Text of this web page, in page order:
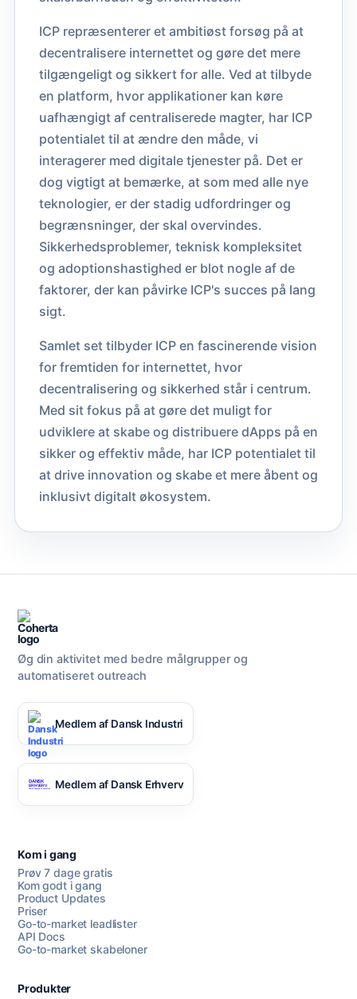
ICP repræsenterer et ambitiøst forsøg på at
decentralisere internettet og gøre det mere
tilgængeligt og sikkert for alle. Ved at tilbyde
en platform, hvor applikationer kan køre
uafhængigt af centraliserede magter, har ICP
potentialet til at ændre den måde, vi
interagerer med digitale tjenester på. Det er
dog vigtigt at bemærke, at som med alle nye
teknologier, er der stadig udfordringer og
begrænsninger, der skal overvindes.
Sikkerhedsproblemer, teknisk kompleksitet
og adoptionshastighed er blot nogle af de
faktorer, der kan påvirke ICP's succes på lang
sigt.
Samlet set tilbyder ICP en fascinerende vision
for fremtiden for internettet, hvor
decentralisering og sikkerhed står i centrum.
Med sit fokus på at gøre det muligt for
udviklere at skabe og distribuere dApps på en
sikker og effektiv måde, har ICP potentialet til
at drive innovation og skabe et mere åbent og
inklusivt digitalt økosystem.
Øg din aktivitet med bedre målgrupper og
automatiseret outreach
Medlem af Dansk Industri
Medlem af Dansk Erhverv
Kom i gang
Prøv 7 dage gratis
Kom godt i gang
Product Updates
Priser
Go-to-market leadlister
API Docs
Go-to-market skabeloner
Produkter